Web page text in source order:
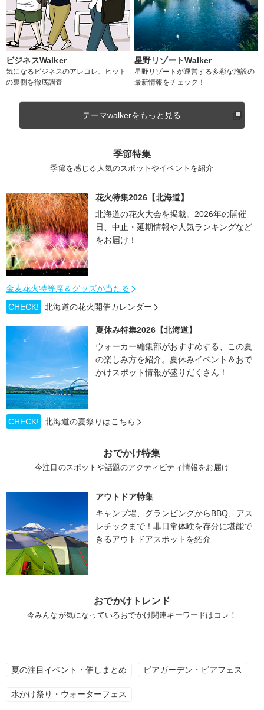
ビジネスWalker
気になるビジネスのアレコレ、ヒット
の裏側を徹底調査
星野リゾートWalker
星野リゾートが運営する多彩な施設の
最新情報をチェック！
テーマwalkerをもっと見る
季節特集
季節を感じる人気のスポットやイベントを紹介
花火特集2026【北海道】
北海道の花火大会を掲載。2026年の開催
日、中止・延期情報や人気ランキングなど
をお届け！
金麦花火特等席＆グッズが当たる
CHECK!
北海道の花火開催カレンダー
夏休み特集2026【北海道】
ウォーカー編集部がおすすめする、この夏
の楽しみ方を紹介。夏休みイベント＆おで
かけスポット情報が盛りだくさん！
CHECK! 北海道の夏祭りはこちら
おでかけ特集
今注目のスポットや話題のアクティビティ情報をお届け
アウトドア特集
キャンプ場、グランピングからBBQ、アス
レチックまで！非日常体験を存分に堪能で
きるアウトドアスポットを紹介
おでかけトレンド
今みんなが気になっているおでかけ関連キーワードはコレ！
夏の注目イベント・催しまとめ ビアガーデン・ビアフェス
水かけ祭り・ウォーターフェス